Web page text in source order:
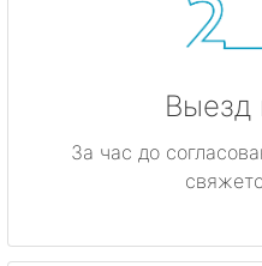
Выезд
За час до